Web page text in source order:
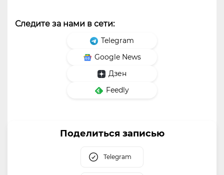
Следите за нами в сети:
Telegram
Google News
Дзен
Feedly
Поделиться записью
Telegram